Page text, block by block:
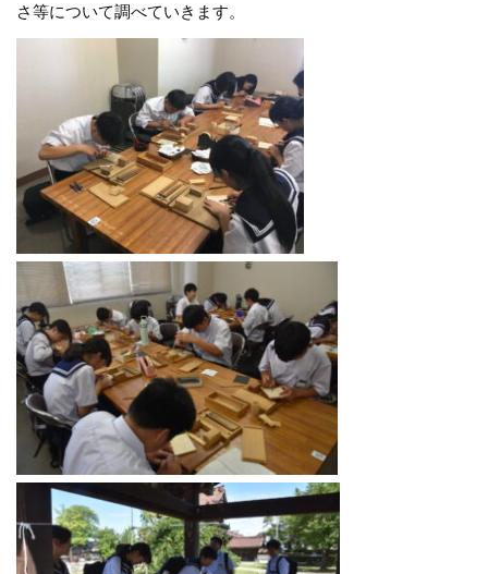
さ等について調べていきます。